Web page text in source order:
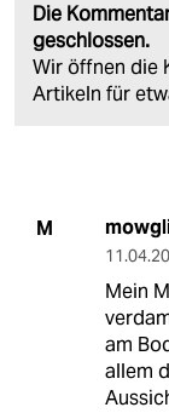
Die
geschlossen.
Wir öffnen die
Artikeln für
M
Mein
am
allem